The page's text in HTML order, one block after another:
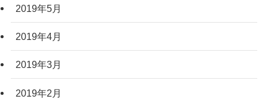
2019年5月
2019年4月
2019年3月
2019年2月